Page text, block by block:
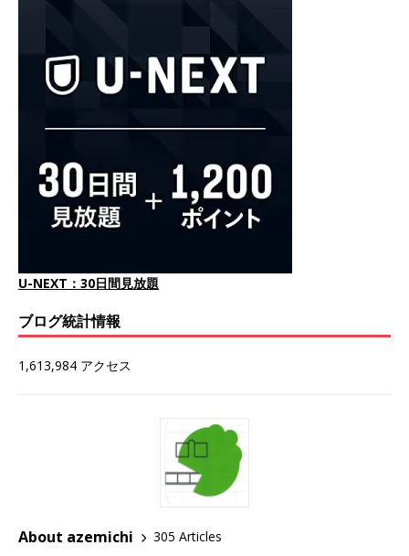
U-NEXT：30日間見放題
ブログ統計情報
1,613,984 アクセス
About azemichi
305 Articles